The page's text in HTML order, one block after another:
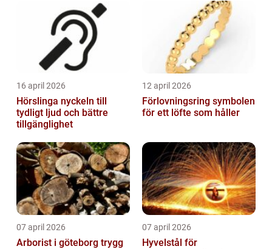
16 april 2026
Hörslinga nyckeln till
tydligt ljud och bättre
tillgänglighet
12 april 2026
Förlovningsring symbolen
för ett löfte som håller
07 april 2026
Arborist i göteborg trygg
07 april 2026
Hyvelstål för